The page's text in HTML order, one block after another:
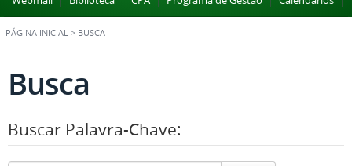
PÁGINA INICIAL > BUSCA
Busca
Buscar Palavra-Chave: